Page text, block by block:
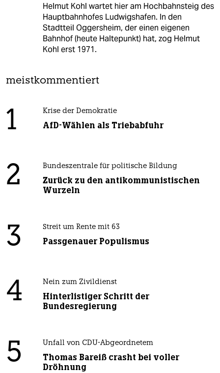
Helmut Kohl wartet hier am Hochbahnsteig des
Hauptbahnhofes Ludwigshafen. In den
Stadtteil Oggersheim, der einen eigenen
Bahnhof (heute Haltepunkt) hat, zog Helmut
Kohl erst 1971.
meistkommentiert
1 Krise der Demokratie
AfD-Wählen als Triebabfuhr
2 Bundeszentrale für politische Bildung
Zurück zu den antikommunistischen
Wurzeln
3 Streit um Rente mit 63
Passgenauer Populismus
4 Nein zum Zivildienst
Hinterlistiger Schritt der
Bundesregierung
5 Unfall von CDU-Abgeordnetem
Thomas Bareiß crasht bei voller
Dröhnung